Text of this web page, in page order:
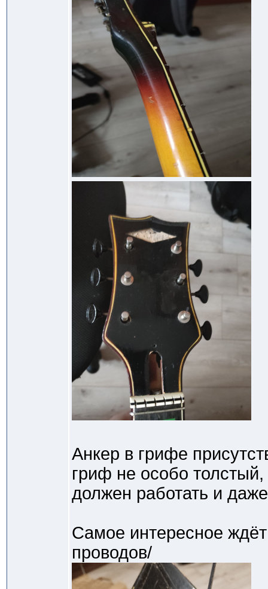
Анкер в грифе
гриф не особо
должен работать и
Самое интересное
проводов/